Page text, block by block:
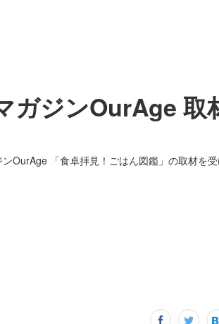
ガジンOurAge 取
OurAge 「食卓拝見！ごはん図鑑」の取材を受